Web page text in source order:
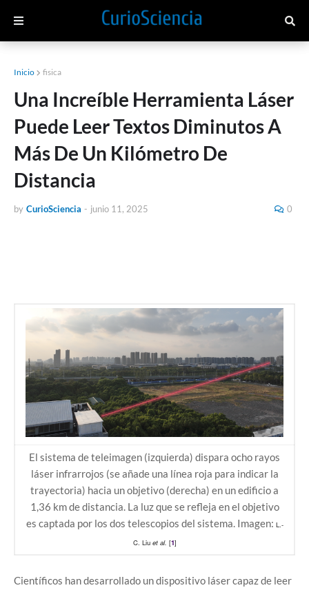
Inicio fisica
Una Increíble Herramienta Láser
Puede Leer Textos Diminutos A
Más De Un Kilómetro De
Distancia
by CurioSciencia - junio 11, 2025 0
El sistema de teleimagen (izquierda) dispara ocho rayos
láser infrarrojos (se añade una línea roja para indicar la
trayectoria) hacia un objetivo (derecha) en un edificio a
1,36 km de distancia. La luz que se refleja en el objetivo
es captada por los dos telescopios del sistema. Imagen: L.-
C. Liu et al. [1]
Científicos han desarrollado un dispositivo láser capaz de leer